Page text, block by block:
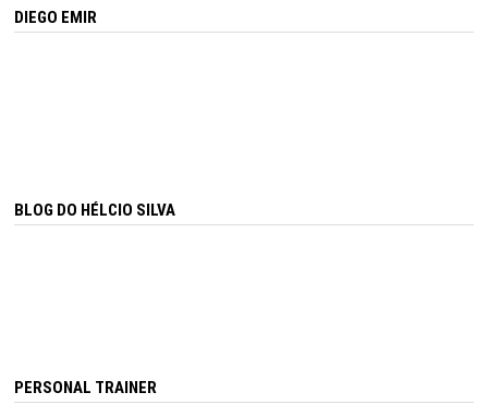
DIEGO EMIR
BLOG DO HÉLCIO SILVA
PERSONAL TRAINER